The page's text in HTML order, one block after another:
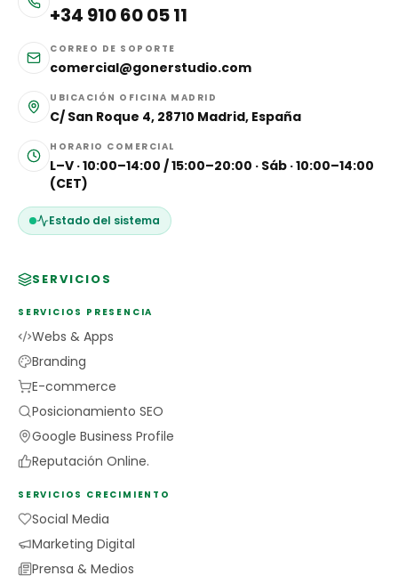
+34 910 60 05 11
CORREO DE SOPORTE
comercial@gonerstudio.com
UBICACIÓN OFICINA MADRID
C/ San Roque 4, 28710 Madrid, España
HORARIO COMERCIAL
L–V · 10:00–14:00 / 15:00–20:00 · Sáb · 10:00–14:00
(CET)
Estado del sistema
SERVICIOS
SERVICIOS PRESENCIA
Webs & Apps
Branding
E-commerce
Posicionamiento SEO
Google Business Profile
Reputación Online.
SERVICIOS CRECIMIENTO
Social Media
Marketing Digital
Prensa & Medios